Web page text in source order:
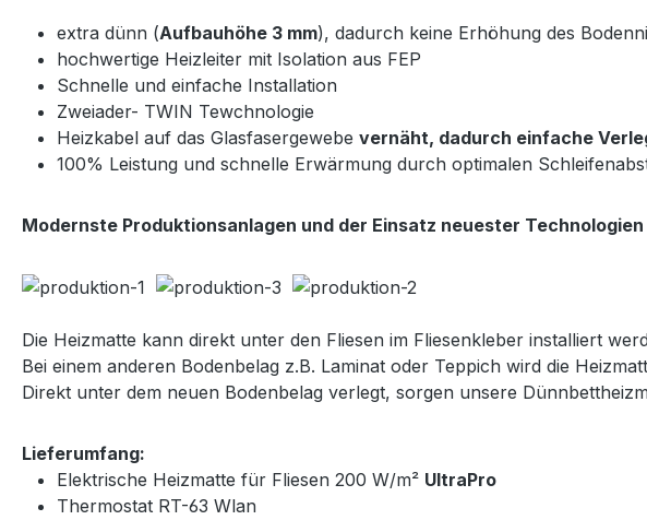
extra dünn (Aufbauhöhe 3 mm), dadurch keine Erhöhung des
hochwertige Heizleiter mit Isolation aus FEP
Schnelle und einfache Installation
Zweiader- TWIN Tewchnologie
Heizkabel auf das Glasfasergewebe vernäht, dadurch einfache
100% Leistung und schnelle Erwärmung durch optimalen
Modernste Produktionsanlagen und der Einsatz neuester
Die Heizmatte kann direkt unter den Fliesen im Fliesenkleber installiert
Bei einem anderen Bodenbelag z.B. Laminat oder Teppich wird die
Direkt unter dem neuen Bodenbelag verlegt, sorgen unsere
Lieferumfang:
Elektrische Heizmatte für Fliesen 200 W/m² UltraPro
Thermostat RT-63 Wlan